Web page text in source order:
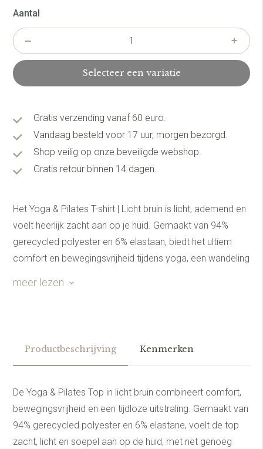
Aantal
Selecteer een variatie
Gratis verzending vanaf 60 euro.
Vandaag besteld voor 17 uur, morgen bezorgd.
Shop veilig op onze beveiligde webshop.
Gratis retour binnen 14 dagen.
Het Yoga & Pilates T-shirt | Licht bruin is licht, ademend en
voelt heerlijk zacht aan op je huid. Gemaakt van 94%
gerecycled polyester en 6% elastaan, biedt het ultiem
comfort en bewegingsvrijheid tijdens yoga, een wandeling
meer lezen
Productbeschrijving Kenmerken
De Yoga & Pilates Top in licht bruin combineert comfort,
bewegingsvrijheid en een tijdloze uitstraling. Gemaakt van
94% gerecycled polyester en 6% elastane, voelt de top
zacht, licht en soepel aan op de huid, met net genoeg